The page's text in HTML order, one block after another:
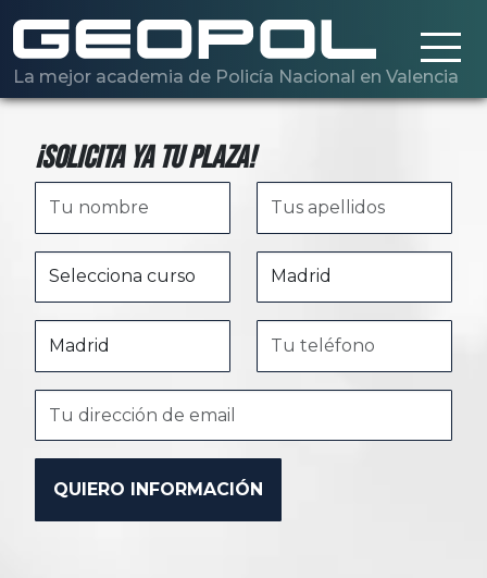
La mejor academia de Policía Nacional en Valencia
¡Solicita ya tu plaza!